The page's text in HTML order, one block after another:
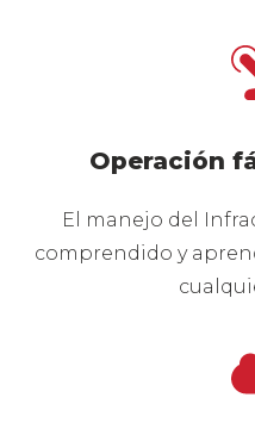
Operación
El manejo del
comprendido y